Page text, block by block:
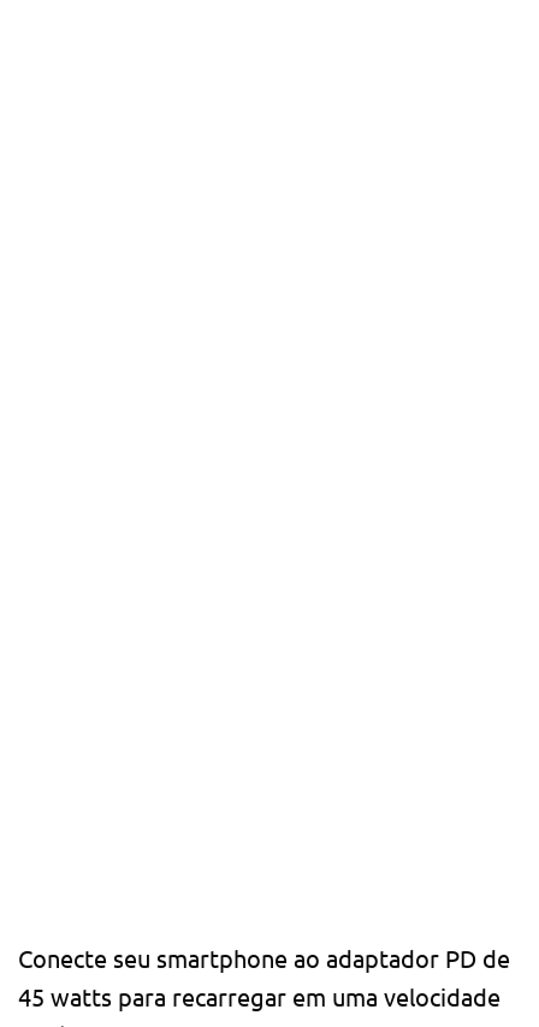
Conecte seu smartphone ao adaptador PD de
45 watts para recarregar em uma velocidade